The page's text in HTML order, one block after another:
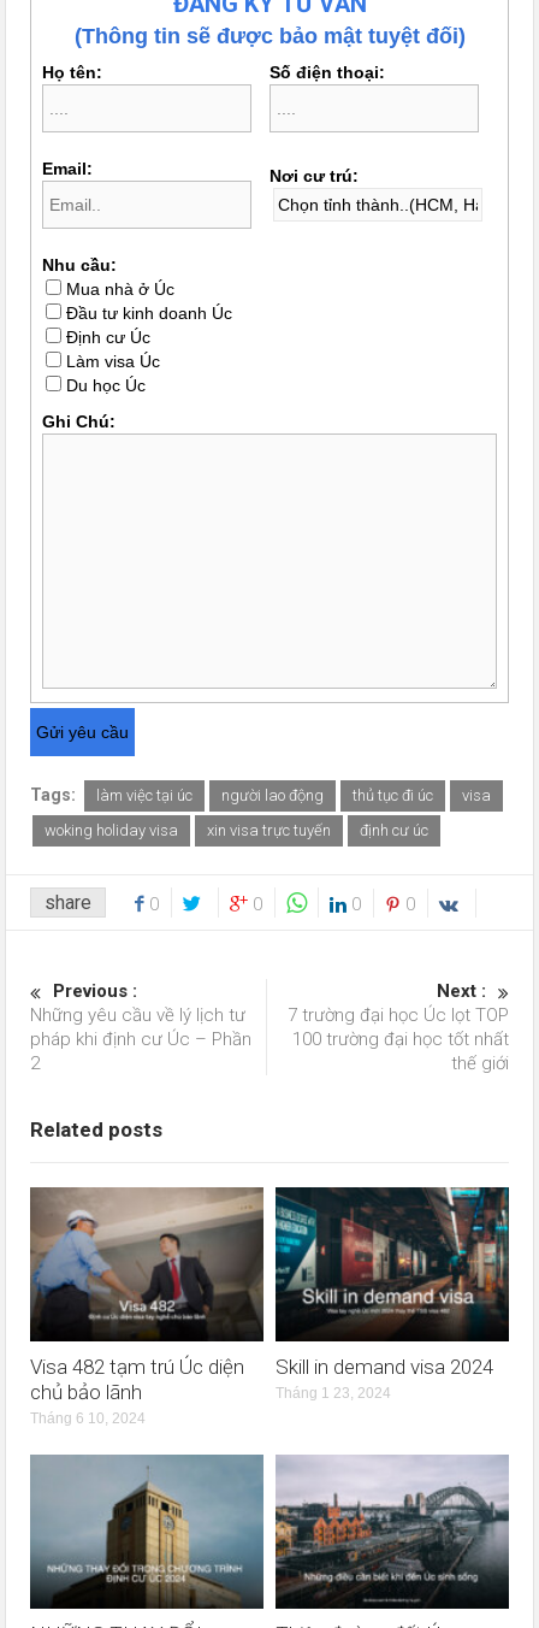
(Thông tin sẽ được bảo mật tuyệt đối)
Họ tên: Số điện thoại:
Email: Nơi cư trú:
Nhu cầu:
Mua nhà ở Úc
Đầu tư kinh doanh Úc
Định cư Úc
Làm visa Úc
Du học Úc
Ghi Chú:
Tags: làm việc tại úc người lao động thủ tục đi úc
visa
woking holiday visa
xin visa trực tuyến định cư úc
share 0 0 0 0
Previous :
Những yêu cầu về lý lịch tư
pháp khi định cư Úc – Phần
2
Next :
7 trường đại học Úc lọt TOP
100 trường đại học tốt nhất
thế giới
Related posts
Visa 482 tạm trú Úc diện
chủ bảo lãnh
Tháng 6 10, 2024
Skill in demand visa 2024
Tháng 1 23, 2024